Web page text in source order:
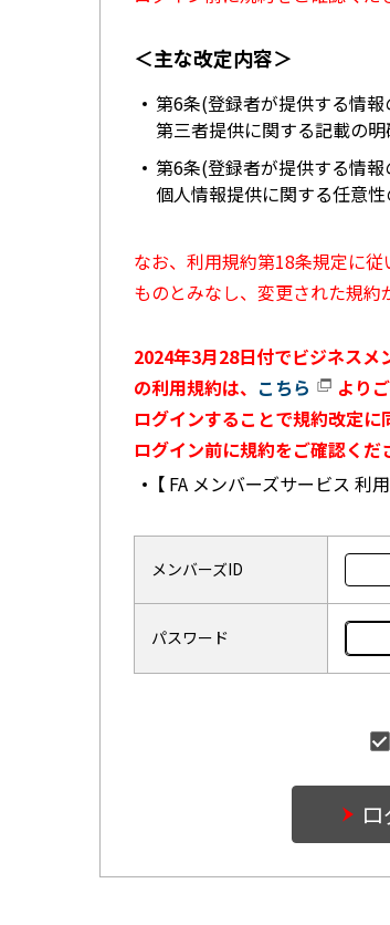
＜主な改定内容＞
第6条(登録者が提供する情
第三者提供に関する記載の明
第6条(登録者が提供する情
個人情報提供に関する任意
なお、利用規約第18条規定に
ものとみなし、変更された規約
2024年3月28日付でビジネスメ
の利用規約は、 こちら
より
ログインすることで規約改定に
ログイン前に規約をご確認くだ
【 FA メンバーズサービス 利
メンバーズID
パスワード